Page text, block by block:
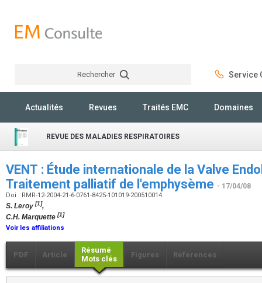
Rechercher Service
Actualités Revues Traités EMC Domaines
REVUE DES MALADIES RESPIRATOIRES
VENT : Étude internationale de la Valve
Traitement palliatif de l'emphysème - 17/04/08
Doi : RMR-12-2004-21-6-0761-8425-101019-200510014
S. Leroy [1],
C.H. Marquette [1]
Voir les affiliations
PDF Article
Résumé
Mots clés
Figures Références